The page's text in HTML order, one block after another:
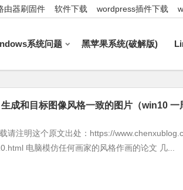
由器刷固件 软件下载 wordpress插件下载
系统问题 黑苹果系统(破解版)
成和目标图像风格一致的图片（win10 一
请注明这个原文出处：https://
电脑模仿任何画家的风格作画的论文 几...